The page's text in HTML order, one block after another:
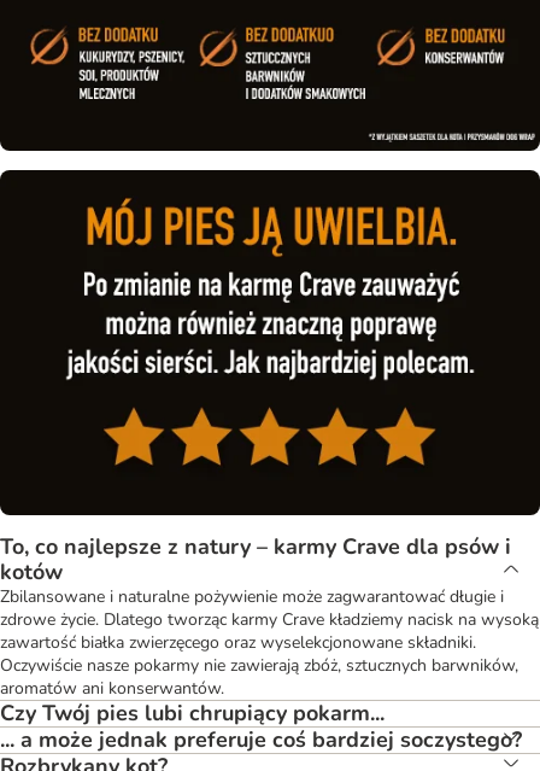
To, co najlepsze z natury – karmy Crave dla psów i
kotów
Zbilansowane i naturalne pożywienie może zagwarantować długie i
zdrowe życie. Dlatego tworząc karmy Crave kładziemy nacisk na wysoką
zawartość białka zwierzęcego oraz wyselekcjonowane składniki.
Oczywiście nasze pokarmy nie zawierają zbóż, sztucznych barwników,
aromatów ani konserwantów.
Czy Twój pies lubi chrupiący pokarm...
... a może jednak preferuje coś bardziej soczystego?